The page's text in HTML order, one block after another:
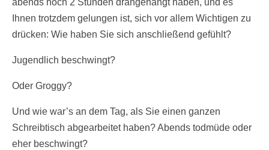
abends noch 2 Stunden drangehängt haben, und es
Ihnen trotzdem gelungen ist, sich vor allem Wichtigen zu
drücken: Wie haben Sie sich anschließend gefühlt?
Jugendlich beschwingt?
Oder Groggy?
Und wie war’s an dem Tag, als Sie einen ganzen
Schreibtisch abgearbeitet haben? Abends todmüde oder
eher beschwingt?